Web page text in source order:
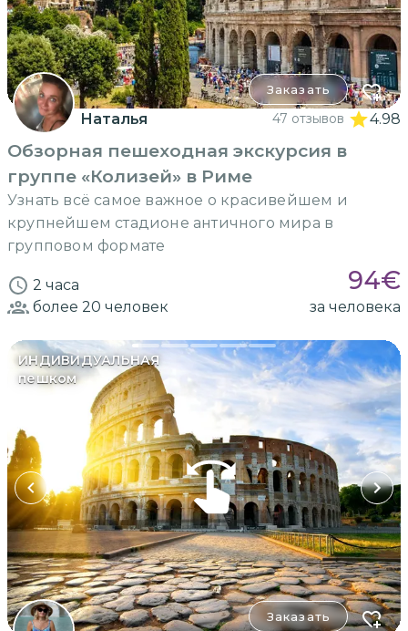
Заказать
Наталья 47 отзывов 4.98
Обзорная пешеходная экскурсия в
группе «Колизей» в Риме
Узнать всё самое важное о красивейшем и
крупнейшем стадионе античного мира в
групповом формате
2 часа 94€
более 20 человек за человека
ИНДИВИДУАЛЬНАЯ
пешком
Заказать